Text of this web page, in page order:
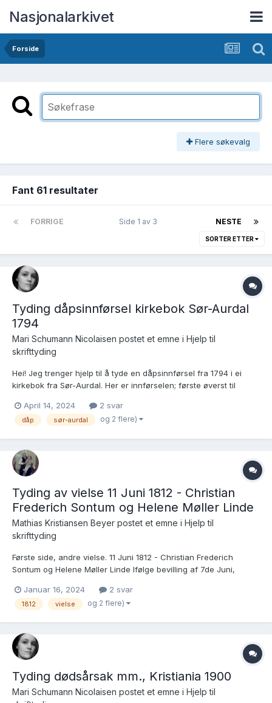
Nasjonalarkivet
Forside
Flere søkevalg
Fant 61 resultater
FORRIGE NESTE
Side 1 av 3
SORTER ETTER
Tyding dåpsinnførsel kirkebok Sør-Aurdal
1794
Mari Schumann Nicolaisen postet et emne i Hjelp til
skrifttyding
Hei! Jeg trenger hjelp til å tyde en dåpsinnførsel fra 1794 i ei
kirkebok fra Sør-Aurdal. Her er innførselen; første øverst til
kan få til med litt godvilje er det følgende, men det mangler mye
her (og ik...
April 14, 2024 2 svar
dåp sør-aurdal og 2 flere)
Tyding av vielse 11 Juni 1812 - Christian
Frederich Sontum og Helene Møller Linde
Mathias Kristiansen Beyer postet et emne i Hjelp til
skrifttyding
Første side, andre vielse. 11 Juni 1812 - Christian Frederich
Sontum og Helene Møller Linde Ifølge bevilling af 7de Juni,
Sontum og Jumfru Helene Møller Linde.......... NYKIRKEN MINI-A08
(1776-1814) https://www.digi...
Januar 16, 2024 2 svar
1812 vielse og 2 flere)
Tyding dødsårsak mm., Kristiania 1900
Mari Schumann Nicolaisen postet et emne i Hjelp til